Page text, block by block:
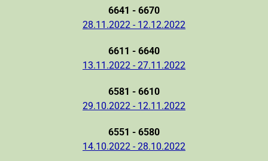
6641 - 6670
28.11.2022 - 12.12.2022
6611 - 6640
13.11.2022 - 27.11.2022
6581 - 6610
29.10.2022 - 12.11.2022
6551 - 6580
14.10.2022 - 28.10.2022